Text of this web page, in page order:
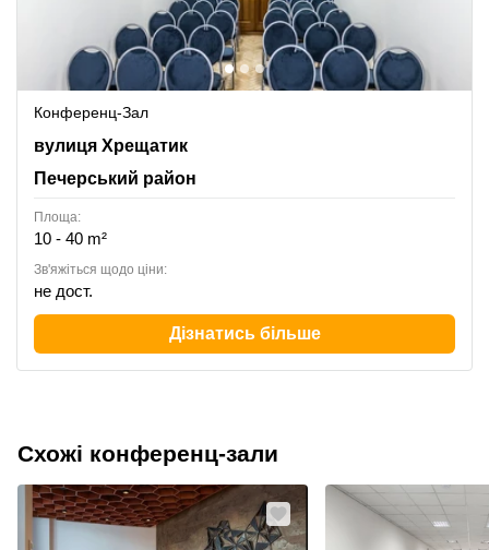
Конференц-Зал
Khreschatyk Street 7/11, Печерський район
вулиця Хрещатик
Печерський район
Площа:
10 - 40 m²
Зв'яжіться щодо ціни:
не дост.
Дізнатись більше
Схожі конференц-зали